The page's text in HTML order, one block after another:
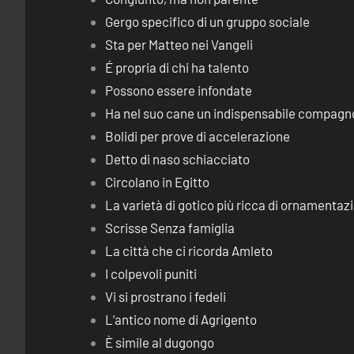
Gergo specifico di un gruppo sociale
Sta per Matteo nei Vangeli
É propria di chi ha talento
Possono essere infondate
Ha nel suo cane un indispensabile
Bolidi per prove di accelerazione
Detto di naso schiacciato
Circolano in Egitto
La varietà di gotico più ricca di
Scrisse Senza famiglia
La città che ci ricorda Amleto
I colpevoli puniti
Vi si prostrano i fedeli
L’antico nome di Agrigento
È simile al dugongo